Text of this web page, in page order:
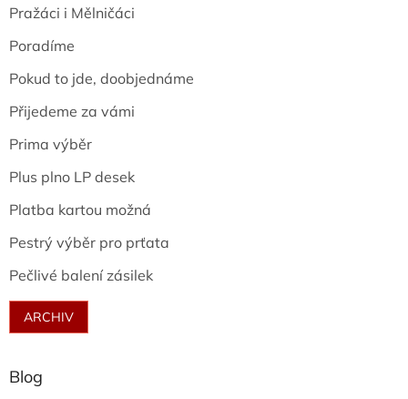
Pražáci i Mělničáci
Poradíme
Pokud to jde, doobjednáme
Přijedeme za vámi
Prima výběr
Plus plno LP desek
Platba kartou možná
Pestrý výběr pro prťata
Pečlivé balení zásilek
ARCHIV
Blog